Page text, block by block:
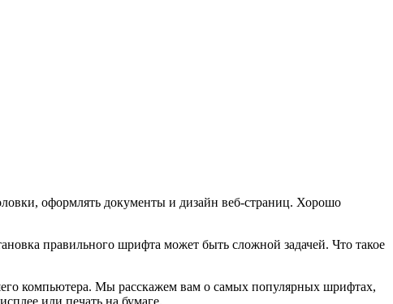
оформлять документы и дизайн веб-страниц. Хорошо
правильного шрифта может быть сложной задачей. Что такое
компьютера. Мы расскажем вам о самых популярных шрифтах,
или печать на бумаге.